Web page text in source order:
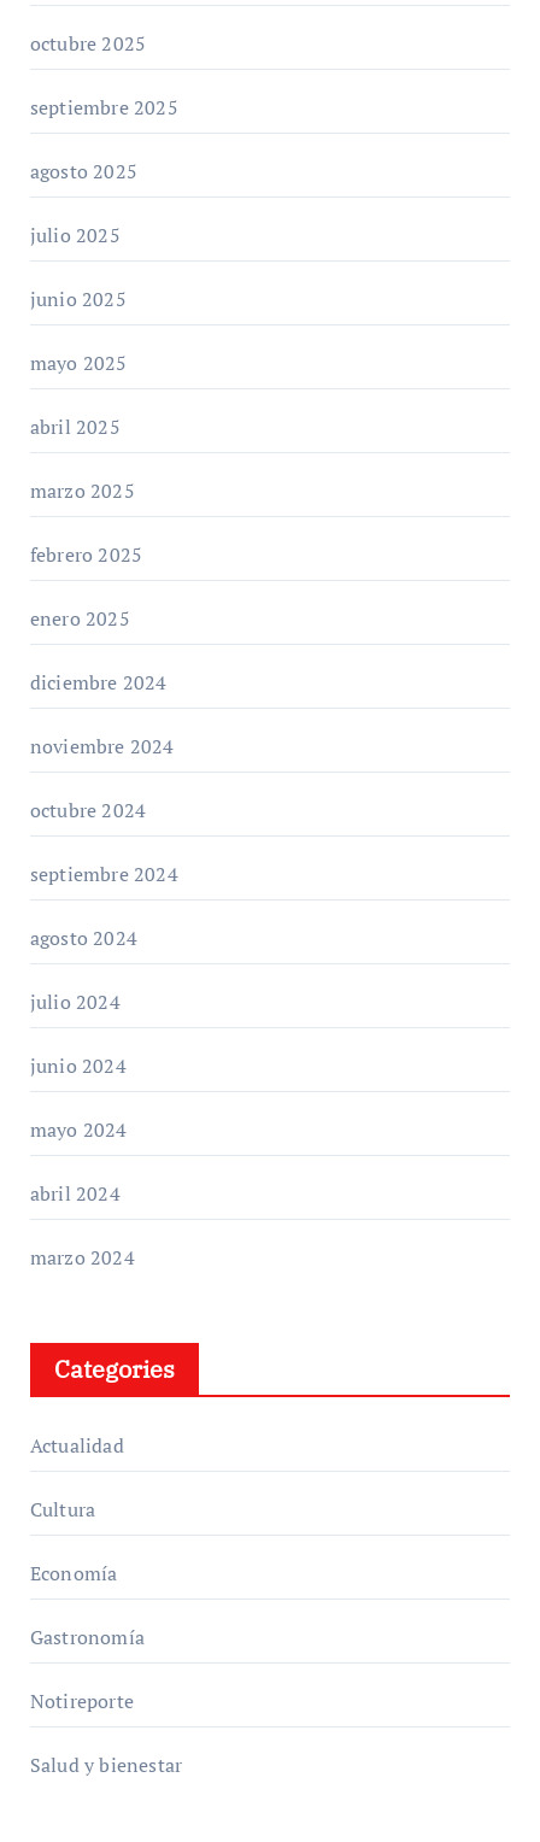
octubre 2025
septiembre 2025
agosto 2025
julio 2025
junio 2025
mayo 2025
abril 2025
marzo 2025
febrero 2025
enero 2025
diciembre 2024
noviembre 2024
octubre 2024
septiembre 2024
agosto 2024
julio 2024
junio 2024
mayo 2024
abril 2024
marzo 2024
Categories
Actualidad
Cultura
Economía
Gastronomía
Notireporte
Salud y bienestar